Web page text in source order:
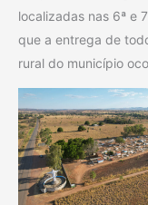
localizadas nas 6ª e
que a entrega de
rural do município